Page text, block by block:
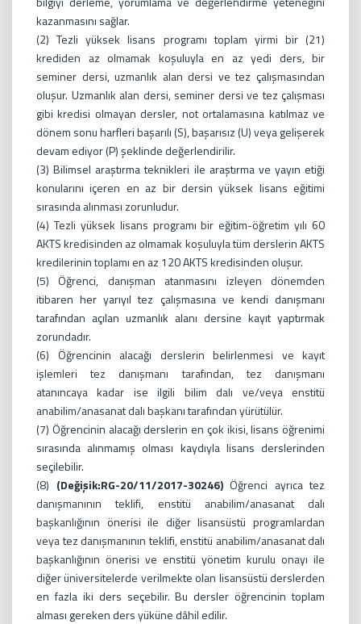
kazanmasını sağlar.
(2) Tezli yüksek lisans programı toplam yirmi bir (21)
krediden az olmamak koşuluyla en az yedi ders, bir
seminer dersi, uzmanlık alan dersi ve tez çalışmasından
oluşur. Uzmanlık alan dersi, seminer dersi ve tez çalışması
gibi kredisi olmayan dersler, not ortalamasına katılmaz ve
dönem sonu harfleri başarılı (S), başarısız (U) veya gelişerek
devam ediyor (P) şeklinde değerlendirilir.
(3) Bilimsel araştırma teknikleri ile araştırma ve yayın etiği
konularını içeren en az bir dersin yüksek lisans eğitimi
sırasında alınması zorunludur.
(4) Tezli yüksek lisans programı bir eğitim-öğretim yılı 60
AKTS kredisinden az olmamak koşuluyla tüm derslerin AKTS
kredilerinin toplamı en az 120 AKTS kredisinden oluşur.
(5) Öğrenci, danışman atanmasını izleyen dönemden
itibaren her yarıyıl tez çalışmasına ve kendi danışmanı
tarafından açılan uzmanlık alanı dersine kayıt yaptırmak
zorundadır.
(6) Öğrencinin alacağı derslerin belirlenmesi ve kayıt
işlemleri tez danışmanı tarafından, tez danışmanı
atanıncaya kadar ise ilgili bilim dalı ve/veya enstitü
anabilim/anasanat dalı başkanı tarafından yürütülür.
(7) Öğrencinin alacağı derslerin en çok ikisi, lisans öğrenimi
sırasında alınmamış olması kaydıyla lisans derslerinden
seçilebilir.
(8) (Değişik:RG-20/11/2017-30246)Öğrenci ayrıca tez
danışmanının teklifi, enstitü anabilim/anasanat dalı
başkanlığının önerisi ile diğer lisansüstü programlardan
veya tez danışmanının teklifi, enstitü anabilim/anasanat dalı
başkanlığının önerisi ve enstitü yönetim kurulu onayı ile
diğer üniversitelerde verilmekte olan lisansüstü derslerden
en fazla iki ders seçebilir. Bu dersler öğrencinin toplam
alması gereken ders yüküne dâhil edilir.